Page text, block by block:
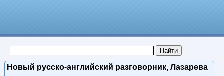
Новый русско-английский разговорник, Лазарева